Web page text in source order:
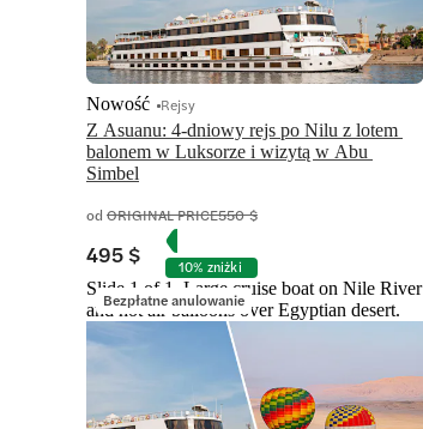
Z Asuanu: 4-dniowy rejs po Nilu z lotem
balonem w Luksorze i wizytą w Abu
Simbel
Nowość Rejsy
od ORIGINAL PRICE550 $
495 $ 10% zniżki
Bezpłatne anulowanie
Slide 1 of 1, Large cruise boat on Nile River
and hot air balloons over Egyptian desert.